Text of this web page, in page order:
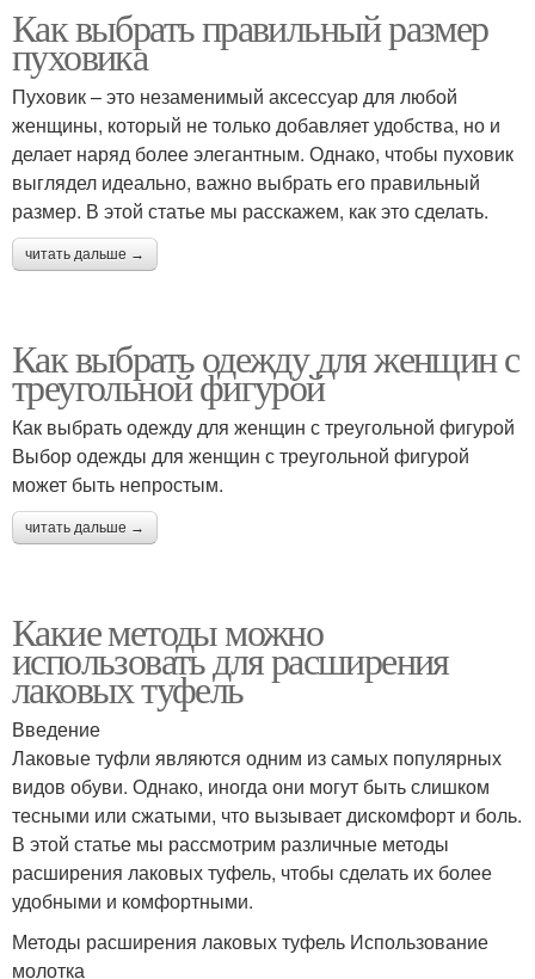
Как выбрать правильный размер
пуховика
Пуховик – это незаменимый аксессуар для любой
женщины, который не только добавляет удобства, но и
делает наряд более элегантным. Однако, чтобы пуховик
выглядел идеально, важно выбрать его правильный
размер. В этой статье мы расскажем, как это сделать.
читать дальше →
Как выбрать одежду для женщин с
треугольной фигурой
Как выбрать одежду для женщин с треугольной фигурой
Выбор одежды для женщин с треугольной фигурой
может быть непростым.
читать дальше →
Какие методы можно
использовать для расширения
лаковых туфель
Введение
Лаковые туфли являются одним из самых популярных
видов обуви. Однако, иногда они могут быть слишком
тесными или сжатыми, что вызывает дискомфорт и боль.
В этой статье мы рассмотрим различные методы
расширения лаковых туфель, чтобы сделать их более
удобными и комфортными.
Методы расширения лаковых туфель Использование
молотка